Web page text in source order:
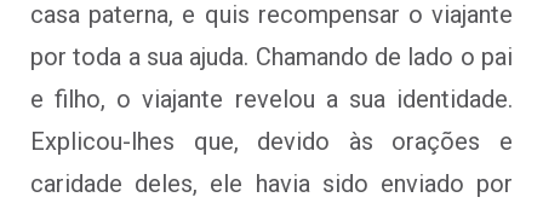
casa paterna, e quis recompensar o viajante
por toda a sua ajuda. Chamando de lado o pai
e filho, o viajante revelou a sua identidade.
Explicou-lhes que, devido às orações e
caridade deles, ele havia sido enviado por